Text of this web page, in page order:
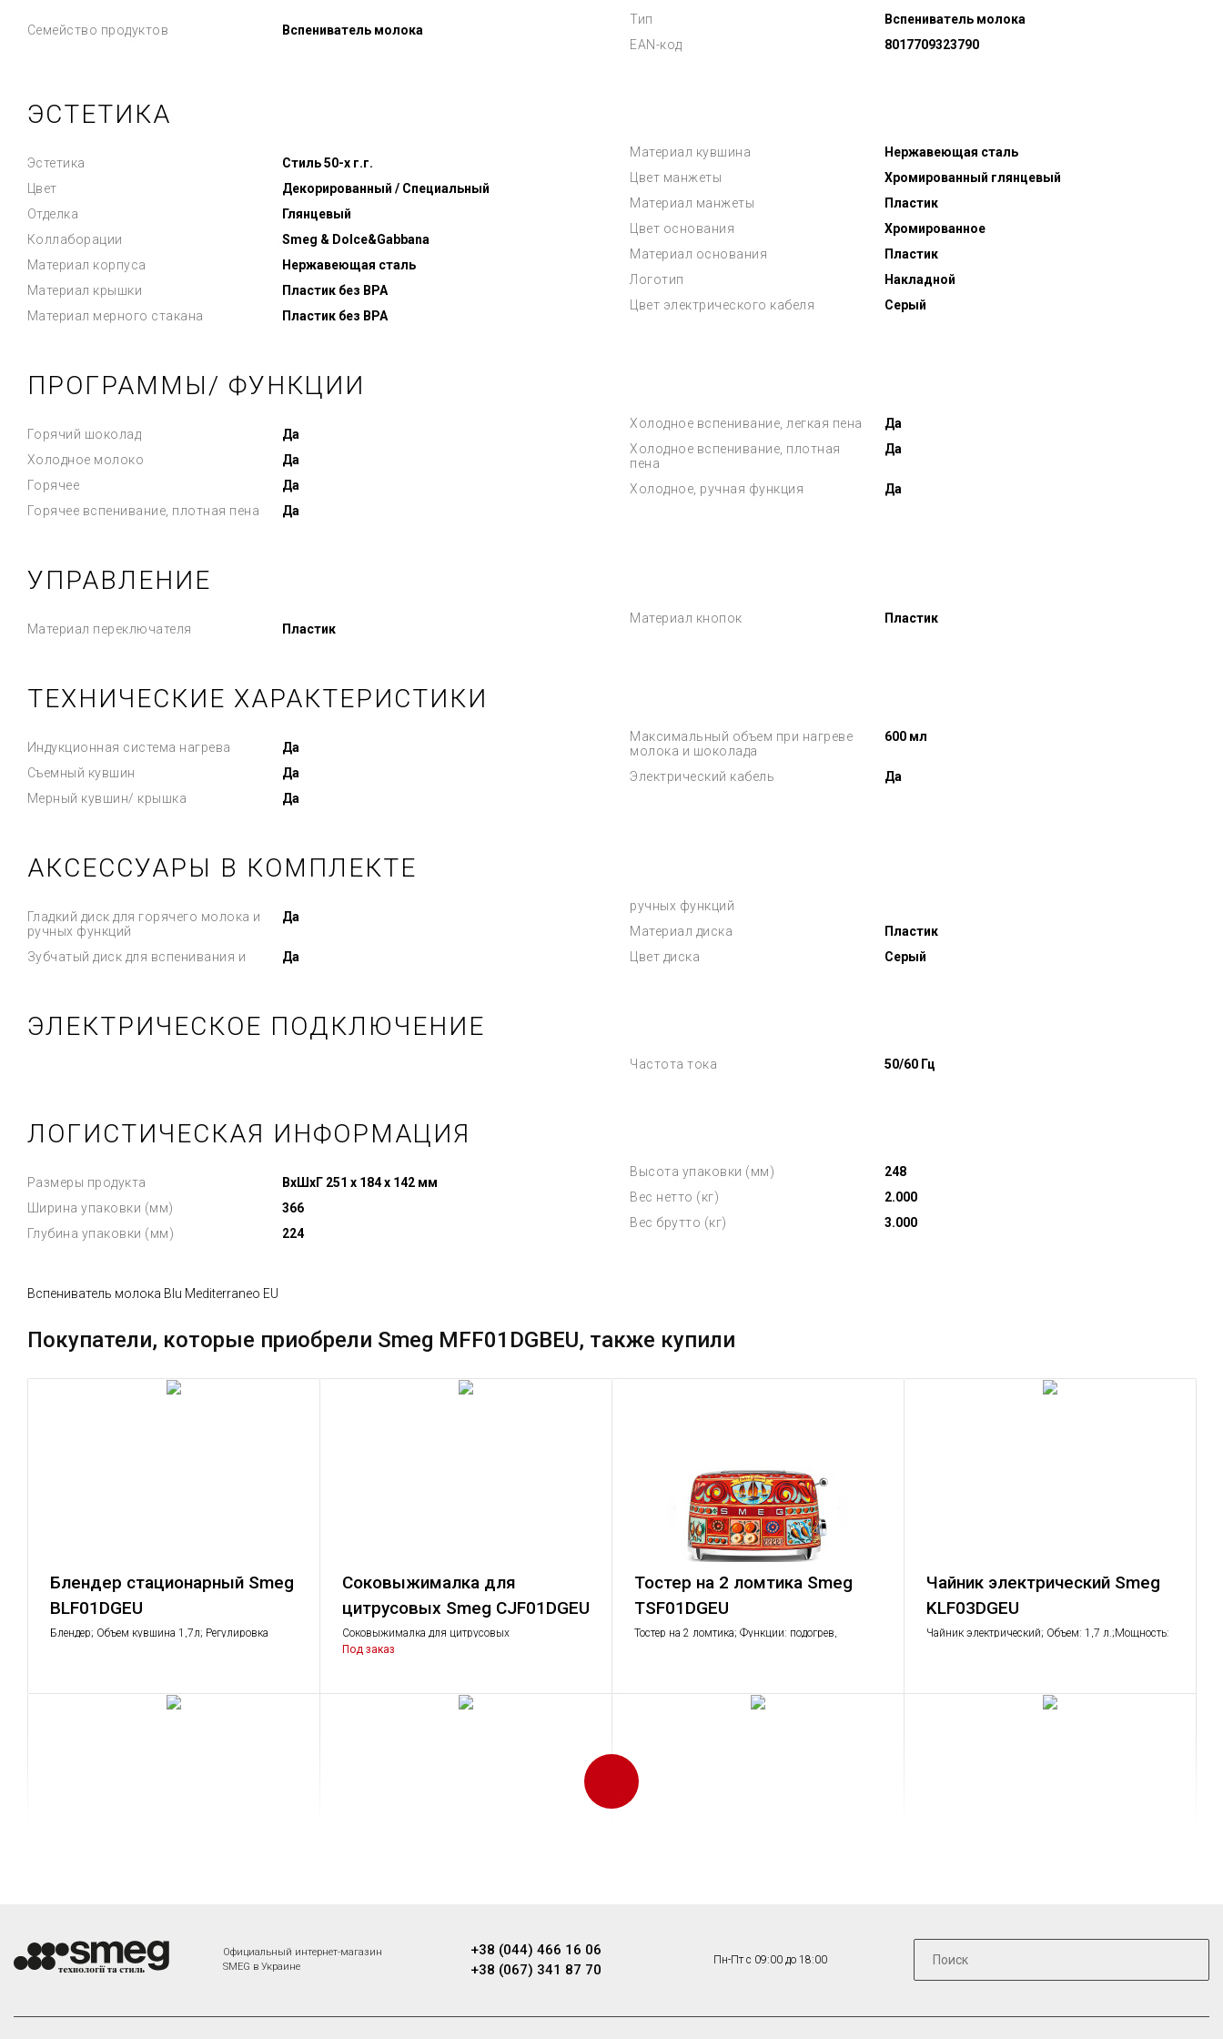
Семейство продуктов Вспениватель молока
Тип
Вспениватель молока
EAN-код
8017709323790
ЭСТЕТИКА
Эстетика
Стиль 50-х г.г.
Цвет
Декорированный / Специальный
Отделка
Глянцевый
Коллаборации
Smeg & Dolce&Gabbana
Материал корпуса
Нержавеющая сталь
Материал крышки
Пластик без BPA
Материал мерного стакана
Пластик без BPA
Материал кувшина
Нержавеющая сталь
Цвет манжеты
Хромированный глянцевый
Материал манжеты
Пластик
Цвет основания
Хромированное
Материал основания
Пластик
Логотип
Накладной
Цвет электрического кабеля
Серый
ПРОГРАММЫ/ ФУНКЦИИ
Горячий шоколад
Да
Холодное молоко
Да
Горячее
Да
Горячее вспенивание, плотная пена
Да
Холодное вспенивание, легкая пена
Да
Холодное вспенивание, плотная
пена
Да
Холодное, ручная функция Да
УПРАВЛЕНИЕ
Материал переключателя Пластик
Материал кнопок Пластик
ТЕХНИЧЕСКИЕ ХАРАКТЕРИСТИКИ
Индукционная система нагрева
Да
Съемный кувшин
Да
Мерный кувшин/ крышка
Да
Максимальный объем при нагреве
молока и шоколада
600 мл
Электрический кабель Да
АКСЕССУАРЫ В КОМПЛЕКТЕ
Гладкий диск для горячего молока и
ручных функций
Да
Зубчатый диск для вспенивания и
ручных функций
Да
Материал диска
Пластик
Цвет диска
Серый
ЭЛЕКТРИЧЕСКОЕ ПОДКЛЮЧЕНИЕ
Частота тока 50/60 Гц
ЛОГИСТИЧЕСКАЯ ИНФОРМАЦИЯ
Размеры продукта
ВхШхГ 251 х 184 х 142 мм
Ширина упаковки (мм)
366
Глубина упаковки (мм)
224
Высота упаковки (мм)
248
Вес нетто (кг)
2.000
Вес брутто (кг)
3.000
Вспениватель молока Blu Mediterraneo EU
Покупатели, которые приобрели Smeg MFF01DGBEU, также купили
Блендер стационарный Smeg
BLF01DGEU
Блендер; Объем кувшина 1,7л; Регулировка
Соковыжималка для
цитрусовых Smeg CJF01DGEU
Соковыжималка для цитрусовых
Под заказ
Тостер на 2 ломтика Smeg
TSF01DGEU
Тостер на 2 ломтика; Функции: подогрев,
Чайник электрический Smeg
KLF03DGEU
Чайник электрический; Объем: 1,7 л.;Мощность:
Планетарный миксер.
CJF01DGBEU
Соковыжималка для цитрусовых Стандартный,
Официальный интернет-магазин
SMEG в Украине
+38 (044) 466 16 06
+38 (067) 341 87 70
Пн-Пт с 09:00 до 18:00